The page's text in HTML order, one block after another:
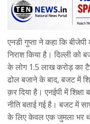
एनडी गुप्ता ने कहा कि
निराश किया है। दिल्ली
के लोग 1.5 लाख करोड़ का
ढोल बजाने के बाद, बजट में
क़र दिया है। एनईपी में
नीति बताई गई है। बजट में
के लिए केवल एक जुमला भर